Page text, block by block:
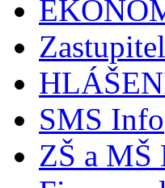
SMS Info
ZŠ a MŠ